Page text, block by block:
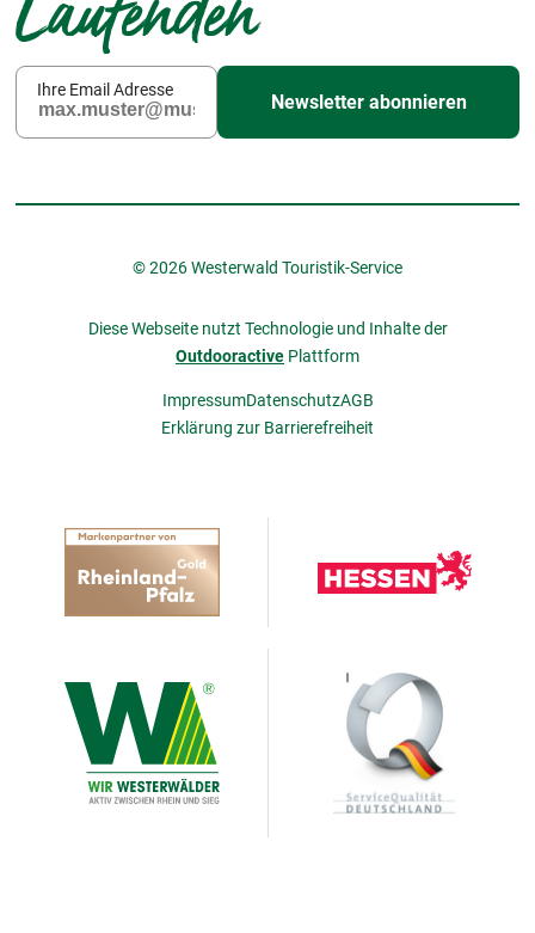
Ihre Email Adresse
Newsletter abonnieren
© 2026 Westerwald Touristik-Service
Diese Webseite nutzt Technologie und Inhalte der
Outdooractive Plattform
ImpressumDatenschutzAGB
Erklärung zur Barrierefreiheit